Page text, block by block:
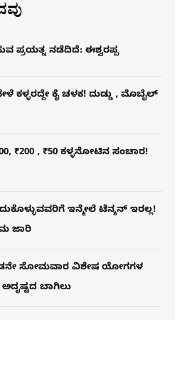
ಪ್ರಯತ್ನ ನಡೆದಿದೆ: ಈಶ್ವರಪ್ಪ
ಕಳ್ಳರದ್ದೇ ಕೈ ಚಳಕ! ದುಡ್ಡು , ಮೊಬೈಲ್​
₹200 , ₹50 ಕಳ್ಳನೋಟಿನ ಸಂಚಾರ!
ಇನ್ಮೇಲೆ ಟೆನ್ಶನ್​ ಇರಲ್ಲ!
ಜಾರಿ
ಸೋಮವಾರ ವಿಶೇಷ ಯೋಗಗಳ
ಅದೃಷ್ಟದ ಬಾಗಿಲು